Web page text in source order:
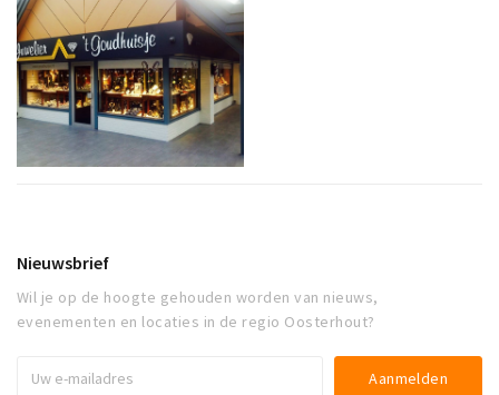
Nieuwsbrief
Wil je op de hoogte gehouden worden van nieuws,
evenementen en locaties in de regio Oosterhout?